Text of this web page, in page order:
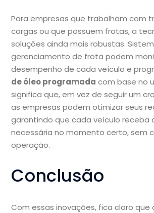
Para empresas que trabalham com
cargas ou que possuem frotas, a
soluções ainda mais robustas.
gerenciamento de frota podem
desempenho de cada veículo e
de óleo programada com base no
significa que, em vez de seguir um
as empresas podem otimizar seus
garantindo que cada veículo receba
necessária no momento certo, sem
operação.
Conclusão
Com essas inovações, fica claro que